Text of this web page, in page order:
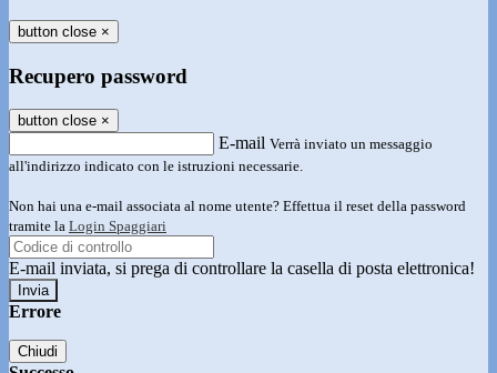
button close ×
Recupero password
button close ×
E-mail Verrà inviato un messaggio
all'indirizzo indicato con le istruzioni necessarie.
Non hai una e-mail associata al nome utente? Effettua il reset della password
tramite la Login Spaggiari
E-mail inviata, si prega di controllare la casella di posta elettronica!
Errore
Chiudi